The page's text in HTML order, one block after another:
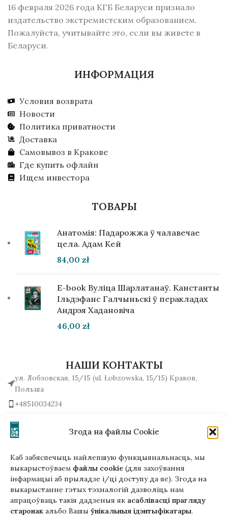
Згода на файлы Cookie
Каб забяспечыць найлепшую функцыянальнасць, мы
выкарыстоўваем файлы cookie (для захоўвання
інфармацыі аб прыладзе і/ці доступу да яе). Згода на
выкарыстанне гэтых тэхналогій дазволіць нам
апрацоўваць такія дадзеныя як асаблівасці прагляду
старонак альбо Вашы ўнікальныя ідэнтыфікатары.
Гэтая версія сайта створана
ў рамках праекта ArtPower
з падтрымкай Еўрапейскага Саюзу
16 февраля 2026 года КГБ Беларуси признало
издательство экстремистским образованием.
Пожалуйста, учитывайте это, если вы живете в
Беларуси.
ИНФОРМАЦИЯ
Условия возврата
Новости
Политика приватности
Доставка
Самовывоз в Кракове
Где купить офлайн
Ищем инвестора
ТОВАРЫ
Анатомія: Падарожжа ў чалавечае
цела. Адам Кей
84,00 zł
E-book Вуліца Шарлатанаў. Канстанты
Ільдэфанс Галчыньскі ў перакладах
Андрэя Хадановіча
46,00 zł
НАШИ КОНТАКТЫ
ул. Лобзовская, 15/15 (ul. Łobzowska, 15/15) Краков,
Польша
+48510034234
Написать нам!